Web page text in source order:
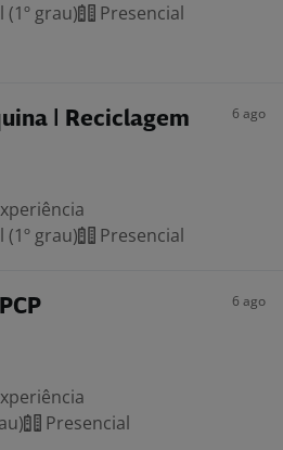
grau)
Presencial
| Reciclagem 6 ago
grau)
Presencial
6 ago
Presencial